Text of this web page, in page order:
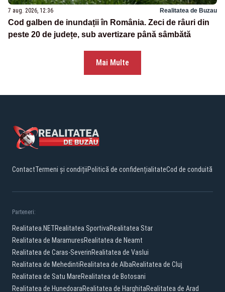
7 aug. 2026, 12:36 Realitatea de Buzau
Cod galben de inundații în România. Zeci de râuri din
peste 20 de județe, sub avertizare până sâmbătă
Mai Multe
ContactTermeni și condițiiPolitică de confidențialitateCod de conduită
Parteneri:
Realitatea.NETRealitatea SportivaRealitatea Star
Realitatea de MaramuresRealitatea de Neamt
Realitatea de Caras-SeverinRealitatea de Vaslui
Realitatea de MehedintiRealitatea de AlbaRealitatea de Cluj
Realitatea de Satu MareRealitatea de Botosani
Realitatea de HunedoaraRealitatea de HarghitaRealitatea de Arad